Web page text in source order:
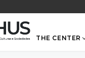
THE CENTER